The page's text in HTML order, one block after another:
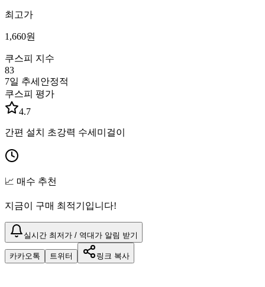
최고가
1,660원
쿠스피 지수
83
7일 추세 안정적
쿠스피 평가
4.7
간편 설치 초강력 수세미걸이
📈 매수 추천
지금이 구매 최적기입니다!
실시간 최저가 / 역대가 알림 받기
카카오톡 트위터 링크 복사